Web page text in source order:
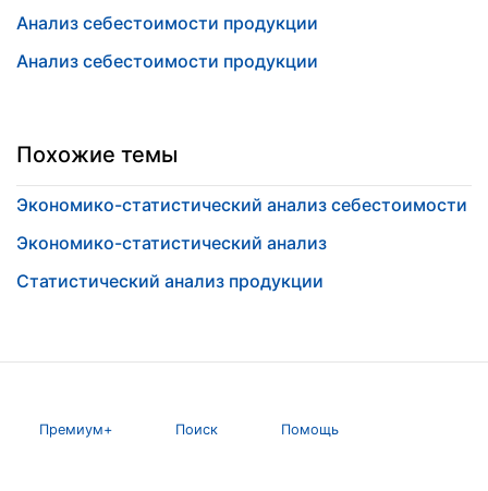
Анализ себестоимости продукции
Анализ себестоимости продукции
Похожие темы
Экономико-статистический анализ себестоимости
Экономико-статистический анализ
Статистический анализ продукции
Премиум+ Поиск Помощь